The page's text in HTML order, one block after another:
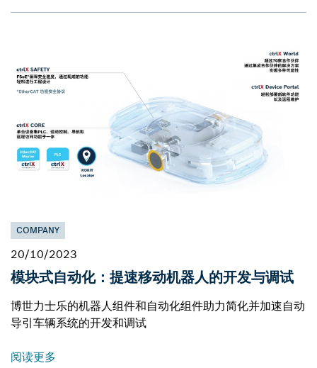
COMPANY
20/10/2023
模块式自动化：提速移动机器人的开发与调试
博世力士乐的机器人组件和自动化组件助力简化并加速自动
导引车辆系统的开发和调试
阅读更多